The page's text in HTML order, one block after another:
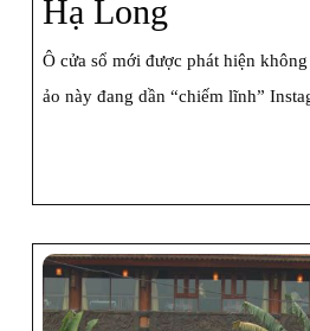
Hạ Long
In
Ô
Ảo
Tại
Ô cửa sổ mới được phát hiện
ảo này đang dần “chiếm lĩnh”